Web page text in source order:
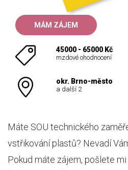
MÁM ZÁJEM
45000 - 65000 Kč
mzdové ohodnocení
okr. Brno-město
a další 2
Máte SOU technického
vstřikování plastů? Nevadí
Pokud máte zájem, pošlete